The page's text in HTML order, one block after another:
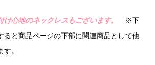
け心地のネックレスもございます。
※下
ると商品ページの下部に関連商品として他
。